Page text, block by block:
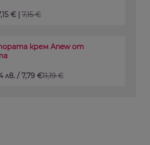
€ | 7,15 €
крем Anew от
лв. / 7,79 €11,19 €